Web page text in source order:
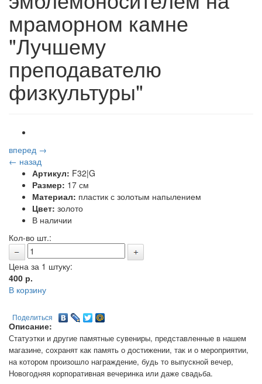
мраморном камне
"Лучшему
преподавателю
физкультуры"
вперед →
← назад
Артикул: F32|G
Размер: 17 см
Материал: пластик с золотым напылением
Цвет: золото
В наличии
Кол-во шт.:
Цена за 1 штуку:
400 р.
В корзину
Поделиться
Описание:
Статуэтки и другие памятные сувениры, представленные в нашем
магазине, сохранят как память о достижении, так и о мероприятии,
на котором произошло награждение, будь то выпускной вечер,
Новогодняя корпоративная вечеринка или даже свадьба.